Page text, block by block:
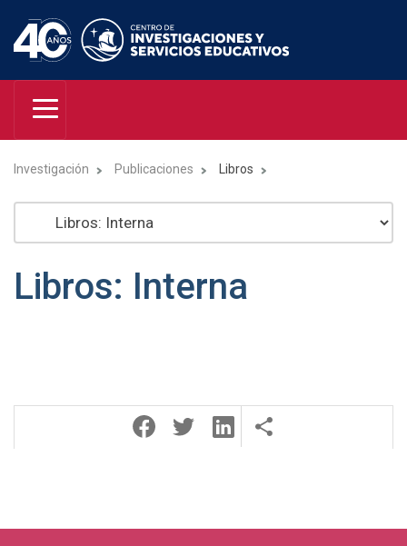
Investigación Publicaciones Libros
Libros: Interna